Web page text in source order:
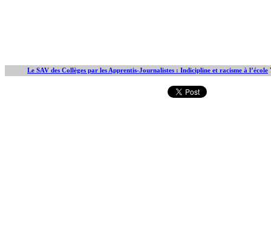
Le SAV des Collèges par les Apprentis-Journalistes : Indicipline et racisme à l’école